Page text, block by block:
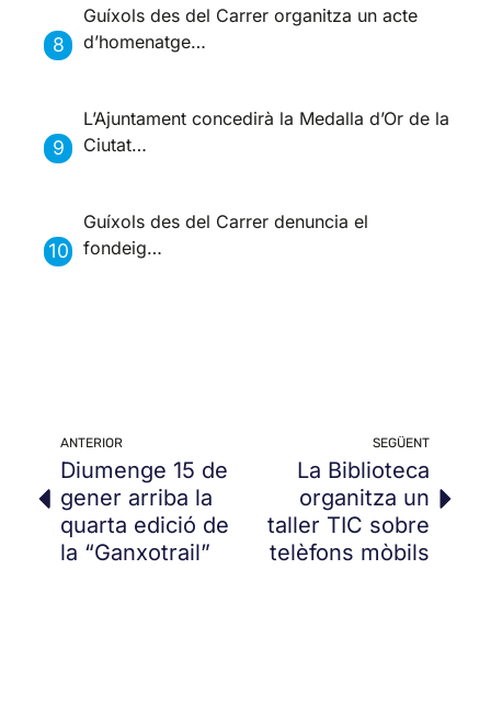
Guíxols des del Carrer organitza un acte
d’homenatge…
L’Ajuntament concedirà la Medalla d’Or de la
Ciutat…
Guíxols des del Carrer denuncia el
fondeig…
ANTERIOR
Diumenge 15 de
gener arriba la
quarta edició de
la “Ganxotrail”
SEGÜENT
La Biblioteca
organitza un
taller TIC sobre
telèfons mòbils